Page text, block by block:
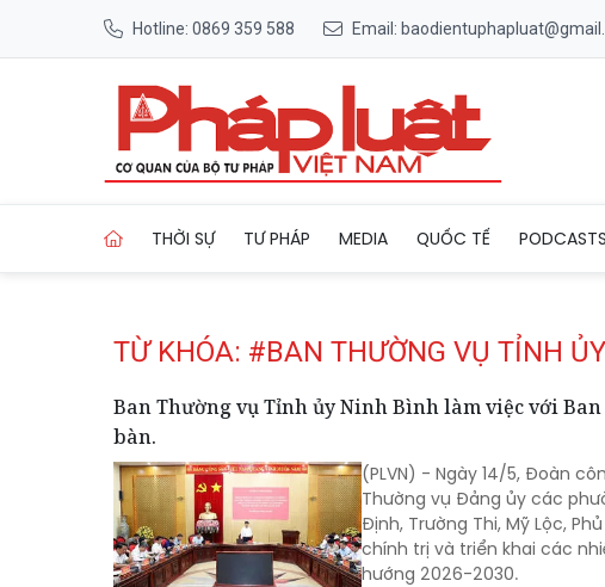
Hotline: 0869 359 588 Email:
THỜI SỰ TƯ PHÁP MEDIA QUỐC TẾ PODCASTS
TỪ KHÓA: #BAN THƯỜNG VỤ TỈNH
Ban Thường vụ Tỉnh ủy Ninh Bình làm việc với
bàn.
(PLVN) - Ngày 14/5, Đoàn
Thường vụ Đảng ủy các
Định, Trường Thi, Mỹ Lộc,
chính trị và triển khai các
hướng 2026-2030.